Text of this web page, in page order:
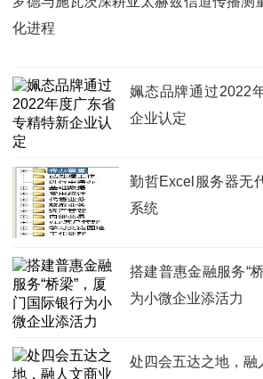
化进程
姵态品牌通过2022
企业认定
勤哲Excel服务器无
系统
搭建普惠金融服务“
为小微企业添活力
处四会五达之地，